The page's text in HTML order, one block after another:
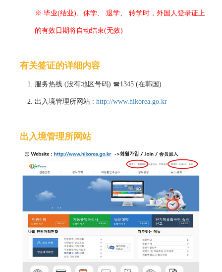
※ 毕业(结业)、休学、 退学、 转学时，外国人登录证上
的有效日期将自动结束(无效)
有关签证的详细内容
服务热线 (没有地区号码) ☎1345 (在韩国)
出入境管理所网站 : http://www.hikorea.go.kr
出入境管理所网站